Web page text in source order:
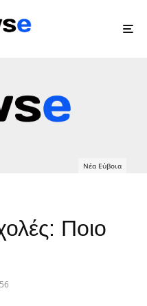
Νέα Εύβοια
Ποιο